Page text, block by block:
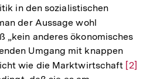
in den sozialistischen
der Aussage wohl
„kein anderes ökonomisches
Umgang mit knappen
wie die Marktwirtschaft Zur
[2]